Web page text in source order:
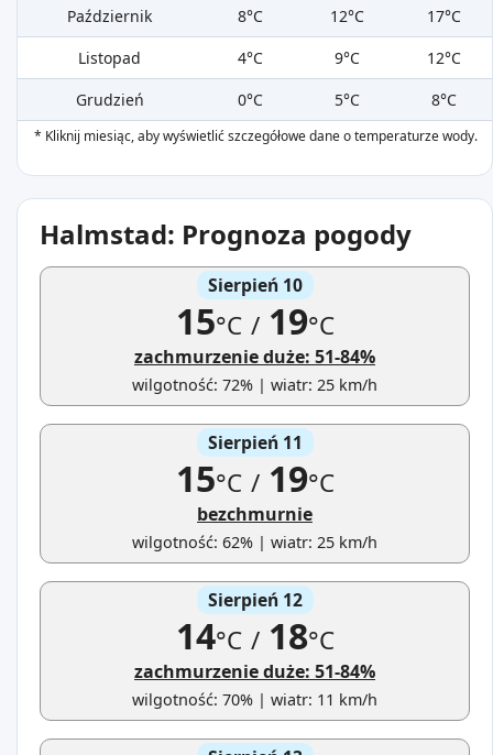
Październik
8°C 12°C
17°C
Listopad
4°C 9°C
12°C
Grudzień
0°C 5°C 8°C
* Kliknij miesiąc, aby wyświetlić szczegółowe dane o temperaturze wody.
Halmstad: Prognoza pogody
Sierpień 10
15°C /19°C
zachmurzenie duże: 51-84%
wilgotność: 72% | wiatr: 25 km/h
Sierpień 11
15°C /19°C
bezchmurnie
wilgotność: 62% | wiatr: 25 km/h
Sierpień 12
14°C /18°C
zachmurzenie duże: 51-84%
wilgotność: 70% | wiatr: 11 km/h